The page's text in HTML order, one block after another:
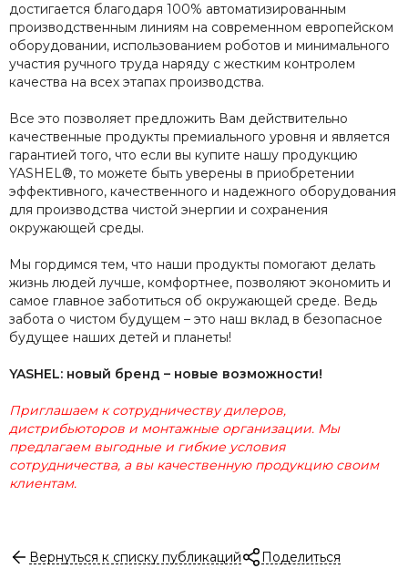
достигается благодаря 100% автоматизированным
производственным линиям на современном европейском
оборудовании, использованием роботов и минимального
участия ручного труда наряду с жестким контролем
качества на всех этапах производства.
Все это позволяет предложить Вам действительно
качественные продукты премиального уровня и является
гарантией того, что если вы купите нашу продукцию
YASHEL®, то можете быть уверены в приобретении
эффективного, качественного и надежного оборудования
для производства чистой энергии и сохранения
окружающей среды.
Мы гордимся тем, что наши продукты помогают делать
жизнь людей лучше, комфортнее, позволяют экономить и
самое главное заботиться об окружающей среде. Ведь
забота о чистом будущем – это наш вклад в безопасное
будущее наших детей и планеты!
YASHEL: новый бренд – новые возможности!
Приглашаем к сотрудничеству дилеров,
дистрибьюторов и монтажные организации. Мы
предлагаем выгодные и гибкие условия
сотрудничества, а вы качественную продукцию своим
клиентам.
Вернуться к списку публикаций Поделиться